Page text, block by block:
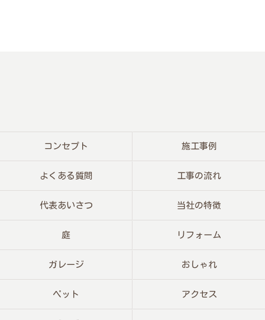
コンセプト 施工事例
よくある質問 工事の流れ
代表あいさつ 当社の特徴
庭 リフォーム
ガレージ おしゃれ
ペット アクセス